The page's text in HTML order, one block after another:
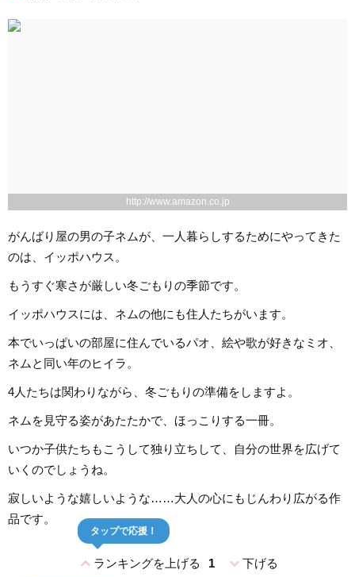
http://www.amazon.co.jp
がんばり屋の男の子ネムが、一人暮らしするためにやってきた
のは、イッポハウス。
もうすぐ寒さが厳しい冬ごもりの季節です。
イッポハウスには、ネムの他にも住人たちがいます。
本でいっぱいの部屋に住んでいるパオ、絵や歌が好きなミオ、
ネムと同い年のヒイラ。
4人たちは関わりながら、冬ごもりの準備をしますよ。
ネムを見守る姿があたたかで、ほっこりする一冊。
いつか子供たちもこうして独り立ちして、自分の世界を広げて
いくのでしょうね。
寂しいような嬉しいような……大人の心にもじんわり広がる作
品です。
expand_lessランキングを上げる 1
タップで応援！
expand_more下げる